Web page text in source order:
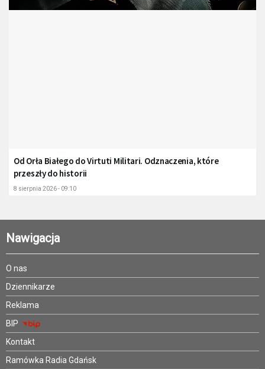
Od Orła Białego do Virtuti Militari. Odznaczenia, które
przeszły do historii
8 sierpnia 2026 - 09:10
Nawigacja
O nas
Dziennikarze
Reklama
BIP
Kontakt
Ramówka Radia Gdańsk